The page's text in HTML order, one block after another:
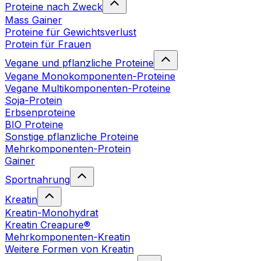
Proteine nach Zweck
Mass Gainer
Proteine für Gewichtsverlust
Protein für Frauen
Vegane und pflanzliche Proteine
Vegane Monokomponenten-Proteine
Vegane Multikomponenten-Proteine
Soja-Protein
Erbsenproteine
BIO Proteine
Sonstige pflanzliche Proteine
Mehrkomponenten-Protein
Gainer
Sportnahrung
Kreatin
Kreatin-Monohydrat
Kreatin Creapure®
Mehrkomponenten-Kreatin
Weitere Formen von Kreatin